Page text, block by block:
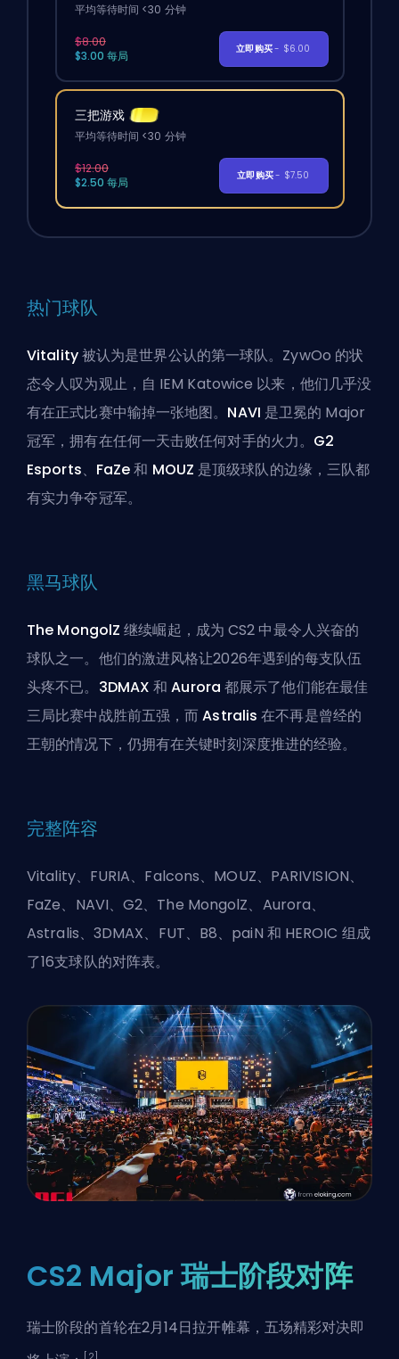
平均等待时间 <30 分钟
$8.00
$3.00 每局
立即购买- $6.00
三把游戏
平均等待时间 <30 分钟
$12.00
$2.50 每局
立即购买- $7.50
热门球队
Vitality被认为是世界公认的第一球队。ZywOo 的状
态令人叹为观止，自 IEM Katowice 以来，他们几乎没
有在正式比赛中输掉一张地图。 NAVI 是卫冕的 Major
冠军，拥有在任何一天击败任何对手的火力。 G2
Esports、 FaZe和 MOUZ 是顶级球队的边缘，三队都
有实力争夺冠军。
黑马球队
The MongolZ 继续崛起，成为 CS2 中最令人兴奋的
球队之一。他们的激进风格让2026年遇到的每支队伍
头疼不已。 3DMAX 和Aurora 都展示了他们能在最佳
三局比赛中战胜前五强，而Astralis 在不再是曾经的
王朝的情况下，仍拥有在关键时刻深度推进的经验。
完整阵容
Vitality、FURIA、Falcons、MOUZ、PARIVISION、
FaZe、NAVI、G2、The MongolZ、Aurora、
Astralis、3DMAX、FUT、B8、paiN 和 HEROIC 组成
了16支球队的对阵表。
CS2 Major 瑞士阶段对阵
瑞士阶段的首轮在2月14日拉开帷幕，五场精彩对决即